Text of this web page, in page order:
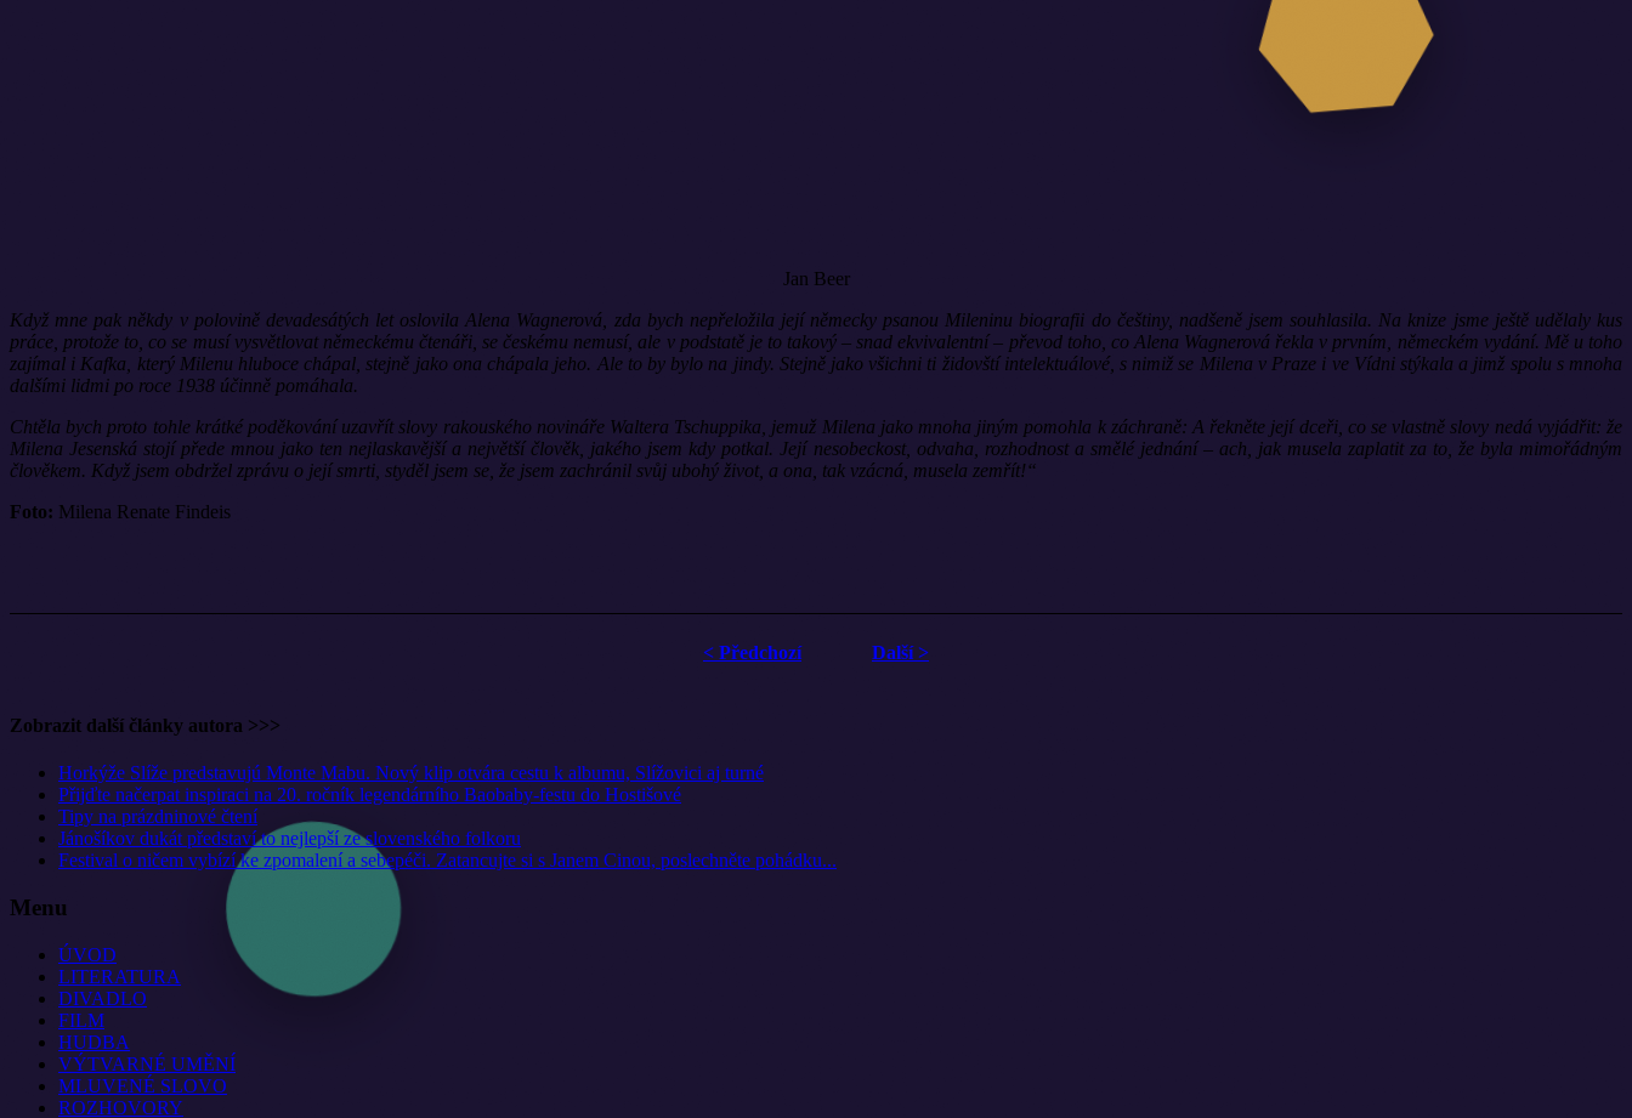
Jan Beer
Když mne pak někdy v polovině devadesátých let oslovila Alena Wagnerová, zda bych nepřeložila její německy psanou Mileninu biografii do češtiny, nadšeně jsem souhlasila. Na knize jsme ještě udělaly kus
práce, protože to, co se musí vysvětlovat německému čtenáři, se českému nemusí, ale v podstatě je to takový – snad ekvivalentní – převod toho, co Alena Wagnerová řekla v prvním, německém vydání. Mě u toho
zajímal i Kafka, který Milenu hluboce chápal, stejně jako ona chápala jeho. Ale to by bylo na jindy. Stejně jako všichni ti židovští intelektuálové, s nimiž se Milena v Praze i ve Vídni stýkala a jimž spolu s mnoha
dalšími lidmi po roce 1938 účinně pomáhala.
Chtěla bych proto tohle krátké poděkování uzavřít slovy rakouského novináře Waltera Tschuppika, jemuž Milena jako mnoha jiným pomohla k záchraně: A řekněte její dceři, co se vlastně slovy nedá vyjádřit: že
Milena Jesenská stojí přede mnou jako ten nejlaskavější a největší člověk, jakého jsem kdy potkal. Její nesobeckost, odvaha, rozhodnost a smělé jednání – ach, jak musela zaplatit za to, že byla mimořádným
člověkem. Když jsem obdržel zprávu o její smrti, styděl jsem se, že jsem zachránil svůj ubohý život, a ona, tak vzácná, musela zemřít!“
Foto: Milena Renate Findeis
< Předchozí Další >
Zobrazit další články autora >>>
Horkýže Slíže predstavujú Monte Mabu. Nový klip otvára cestu k albumu, Slížovici aj turné
Přijďte načerpat inspiraci na 20. ročník legendárního Baobaby-festu do Hostišové
Tipy na prázdninové čtení
Jánošíkov dukát představí to nejlepší ze slovenského folkoru
Festival o ničem vybízí ke zpomalení a sebepéči. Zatancujte si s Janem Cinou, poslechněte pohádku...
Menu
ÚVOD
LITERATURA
DIVADLO
FILM
HUDBA
VÝTVARNÉ UMĚNÍ
MLUVENÉ SLOVO
ROZHOVORY